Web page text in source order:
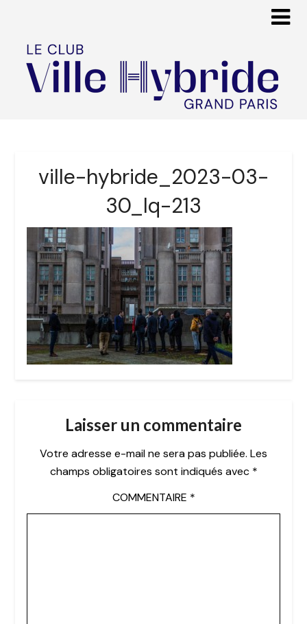
ville-hybride_2023-03-
30_lq-213
Laisser un commentaire
Votre adresse e-mail ne sera pas publiée. Les
champs obligatoires sont indiqués avec *
COMMENTAIRE *